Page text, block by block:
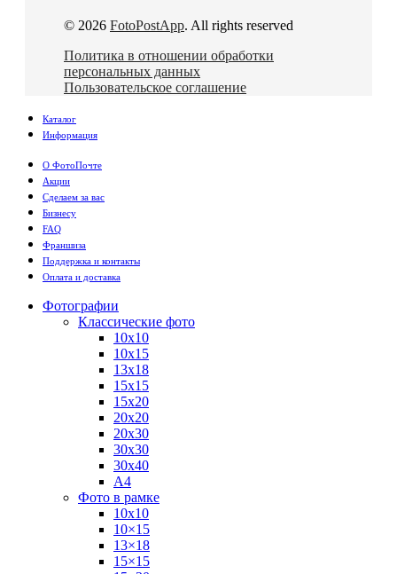
© 2026 FotoPostApp. All rights reserved
Политика в отношении обработки
персональных данных
Пользовательское соглашение
Каталог
Информация
О ФотоПочте
Акции
Сделаем за вас
Бизнесу
FAQ
Франшиза
Поддержка и контакты
Оплата и доставка
Фотографии
Классические фото
10х10
10х15
13х18
15х15
15х20
20х20
20х30
30х30
30х40
А4
Фото в рамке
10х10
10×15
13×18
15×15